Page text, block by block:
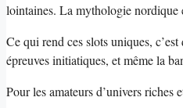
lointaines. La mythologie
Ce qui rend ces slots uniques,
épreuves initiatiques, et même la
Pour les amateurs d’univers riches